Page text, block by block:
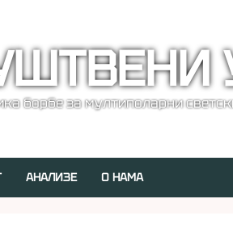
борбе за мултиполарни
АНАЛИЗЕ О НАМА